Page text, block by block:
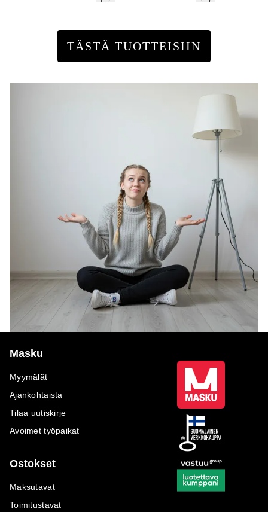
TÄSTÄ TUOTTEISIIN
Masku
Myymälät
Ajankohtaista
Tilaa uutiskirje
Avoimet työpaikat
Ostokset
Maksutavat
Toimitustavat